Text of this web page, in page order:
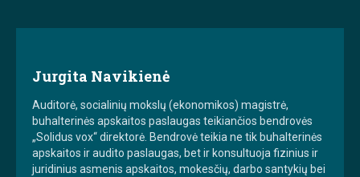
Jurgita Navikienė
Auditorė, socialinių mokslų (ekonomikos) magistrė,
buhalterinės apskaitos paslaugas teikiančios bendrovės
„Solidus vox“ direktorė. Bendrovė teikia ne tik buhalterinės
apskaitos ir audito paslaugas, bet ir konsultuoja fizinius ir
juridinius asmenis apskaitos, mokesčių, darbo santykių bei